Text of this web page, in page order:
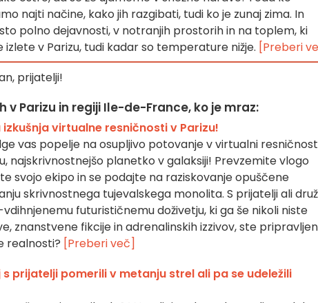
najti načine, kako jih razgibati, tudi ko je zunaj zima. In
polno dejavnosti, v notranjih prostorih in na toplem, ki
izlete v Parizu, tudi kadar so temperature nižje. [Preberi
prijatelji!
Parizu in regiji Ile-de-France, ko je mraz:
izkušnja virtualne resničnosti v Parizu!
vas popelje na osupljivo potovanje v virtualni
najskrivnostnejšo planetko v galaksiji! Prevzemite vlogo
svojo ekipo in se podajte na raziskovanje opuščene
skrivnostnega tujevalskega monolita. S prijatelji ali
futurističnemu doživetju, ki ga še nikoli niste
znanstvene fikcije in adrenalinskih izzivov, ste
realnosti? [Preberi več]
s prijatelji pomerili v metanju strel ali pa se udeležili